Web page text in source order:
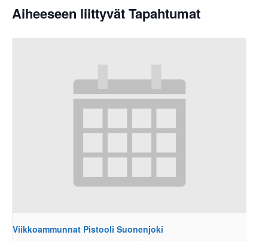
Aiheeseen liittyvät Tapahtumat
Viikkoammunnat Pistooli Suonenjoki